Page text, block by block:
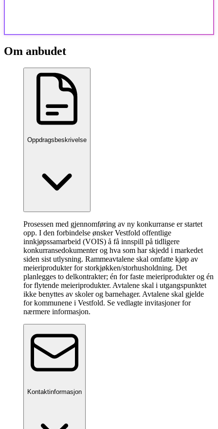
Om anbudet
Oppdragsbeskrivelse
Prosessen med gjennomføring av ny konkurranse er startet
opp. I den forbindelse ønsker Vestfold offentlige
innkjøpssamarbeid (VOIS) å få innspill på tidligere
konkurransedokumenter og hva som har skjedd i markedet
siden sist utlysning. Rammeavtalene skal omfatte kjøp av
meieriprodukter for storkjøkken/storhusholdning. Det
planlegges to delkontrakter; én for faste meieriprodukter og én
for flytende meieriprodukter. Avtalene skal i utgangspunktet
ikke benyttes av skoler og barnehager. Avtalene skal gjelde
for kommunene i Vestfold. Se vedlagte invitasjoner for
nærmere informasjon.
Kontaktinformasjon